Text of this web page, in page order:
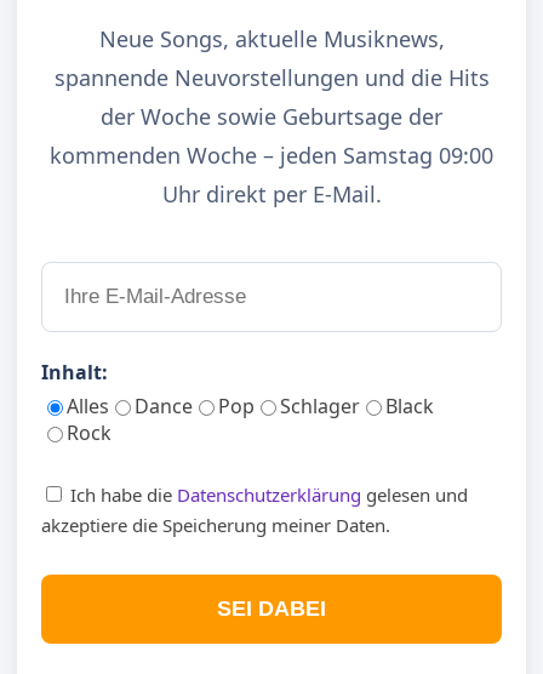
Neue Songs, aktuelle Musiknews,
spannende Neuvorstellungen und die Hits
der Woche sowie Geburtsage der
kommenden Woche – jeden Samstag 09:00
Uhr direkt per E-Mail.
Inhalt:
Alles
Dance Pop Schlager
Black
Rock
Ich habe die Datenschutzerklärung gelesen und
akzeptiere die Speicherung meiner Daten.
SEI DABEI